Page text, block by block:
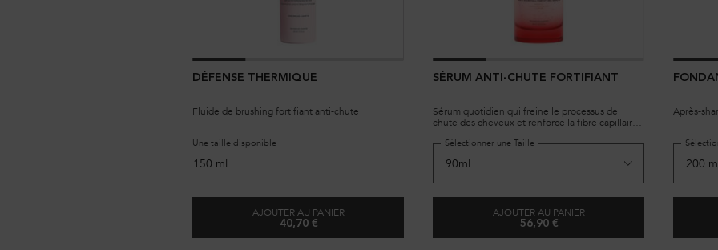
DÉFENSE THERMIQUE
Fluide de brushing fortifiant anti-chute
Une taille disponible
150 ml
AJOUTER AU PANIER
40,70 €
SÉRUM ANTI-CHUTE FORTIFIANT
Sérum quotidien qui freine le processus de
chute des cheveux et renforce la fibre capillaire
Sélectionner une Taille
AJOUTER AU PANIER
56,90 €
Après-